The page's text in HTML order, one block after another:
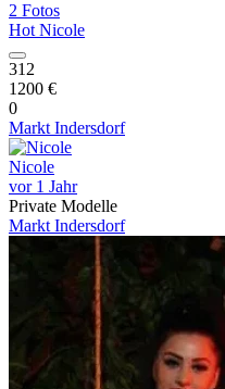
2 Fotos
Hot Nicole
312
1200 €
0
Markt Indersdorf
Nicole
vor 1 Jahr
Private Modelle
Markt Indersdorf